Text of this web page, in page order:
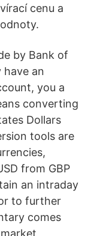
cenu a
by Bank of
have an
you a
converting
Dollars
tools are
from GBP
an intraday
to further
comes